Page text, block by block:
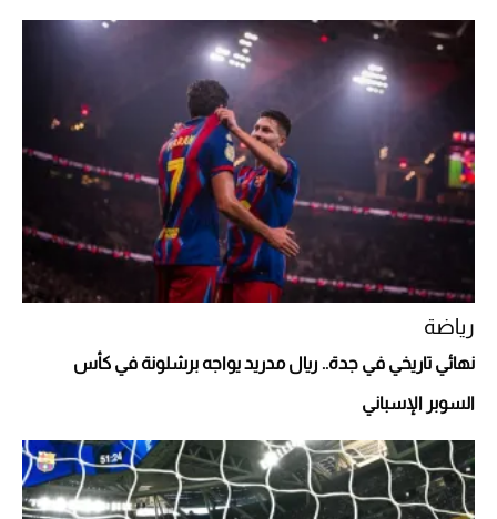
Aston Martin Valiant: على هوى الأبطال
أفضل تدريج للشعر الطويل لإطلالة جريئة وعصرية
رياضة
نهائي تاريخي في جدة.. ريال مدريد يواجه برشلونة في كأس
السوبر الإسباني